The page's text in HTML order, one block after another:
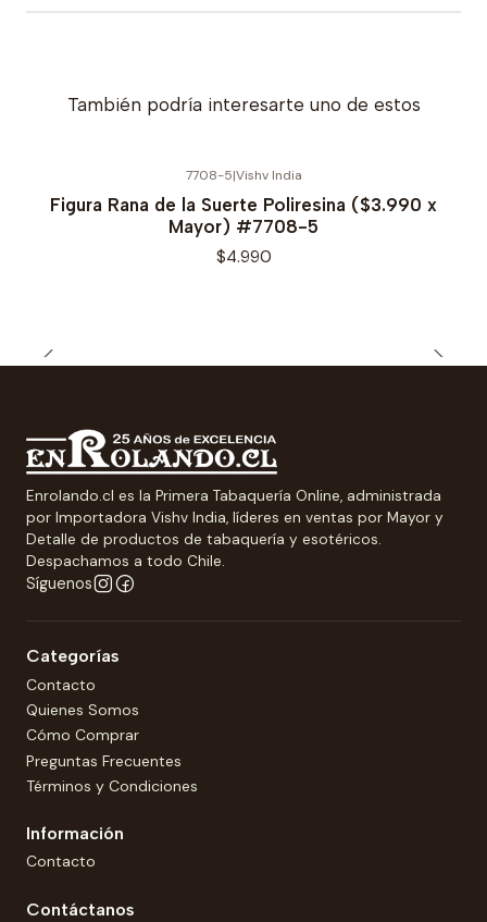
También podría interesarte uno de estos
7708-5|Vishv India
Figura Rana de la Suerte Poliresina ($3.990 x
Mayor) #7708-5
$4.990
Enrolando.cl es la Primera Tabaquería Online, administrada
por Importadora Vishv India, líderes en ventas por Mayor y
Detalle de productos de tabaquería y esotéricos.
Despachamos a todo Chile.
Síguenos
Categorías
Contacto
Quienes Somos
Cómo Comprar
Preguntas Frecuentes
Términos y Condiciones
Información
Contacto
Contáctanos